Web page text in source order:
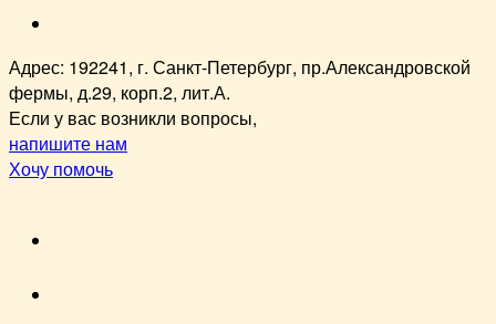
Адрес: 192241, г. Санкт-Петербург, пр.Александровской
фермы, д.29, корп.2, лит.А.
Если у вас возникли вопросы,
напишите нам
Хочу помочь